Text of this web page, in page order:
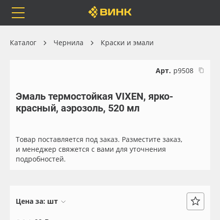
Каталог
Бренды
Оплата
Весь каталог
Самоклеящиеся плёнки
Чернила
Каталог Чернила Краски и эмали
Арт. р9508
Эмаль термостойкая VIXEN, ярко-
красный, аэрозоль, 520 мл
Товар поставляется под заказ. Разместите заказ,
и менеджер свяжется с вами для уточнения
подробностей.
Цена за: шт